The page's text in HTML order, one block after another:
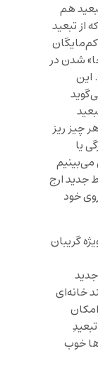
هم
از تبعید
شدن در
این
چیز ریز
یا
می‌بینیم
جدید ارج
خود
گریبان
خانه‌ای
خوب